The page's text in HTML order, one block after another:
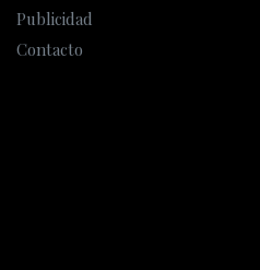
Publicidad
Contacto